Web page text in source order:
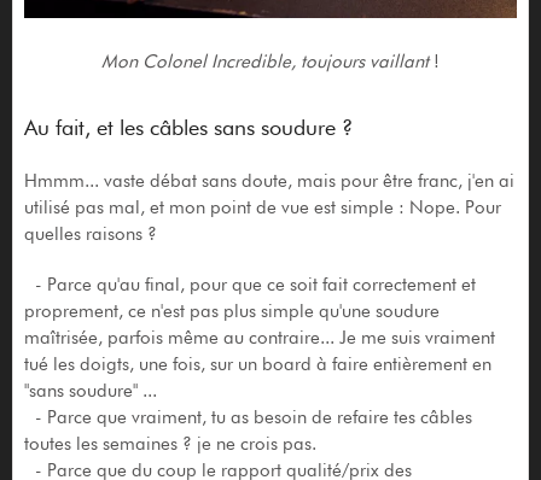
Mon Colonel Incredible, toujours vaillant!
Au fait, et les câbles sans soudure ?
Hmmm... vaste débat sans doute, mais pour être franc, j'en ai
utilisé pas mal, et mon point de vue est simple : Nope. Pour
quelles raisons ?
- Parce qu'au final, pour que ce soit fait correctement et
proprement, ce n'est pas plus simple qu'une soudure
maîtrisée, parfois même au contraire... Je me suis vraiment
tué les doigts, une fois, sur un board à faire entièrement en
"sans soudure" ...
- Parce que vraiment, tu as besoin de refaire tes câbles
toutes les semaines ? je ne crois pas.
- Parce que du coup le rapport qualité/prix des